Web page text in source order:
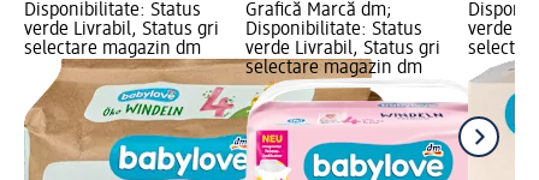
Disponibilitate: Status
verde Livrabil, Status gri
selectare magazin dm
Grafică Marcă dm;
Disponibilitate: Status
verde Livrabil, Status gri
selectare magazin dm
verde